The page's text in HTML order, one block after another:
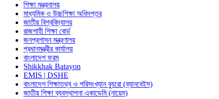
শিক্ষা মন্ত্রনালয়
মাধ্যমিক ও উচ্চশিক্ষা অধিদপ্তর
জাতীয় বিশ্ববিদ্যালয়
রাজশাহী শিক্ষা বোর্ড
জনপ্রশাসন মন্ত্রণালয়
প্রধানমন্ত্রীর কার্যালয়
বাংলাদেশ ফরম
Shikkhak Batayon
EMIS | DSHE
বাংলাদেশ শিক্ষাতথ্য ও পরিসংখ্যান ব্যুরো (ব্যানবেইস)
জাতীয় শিক্ষা ব্যবস্থাপনা একাডেমি (নায়েম)